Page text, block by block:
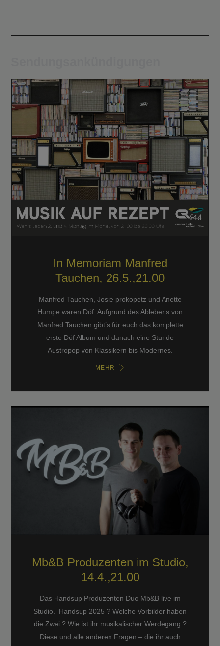
In Memoriam Manfred
Tauchen, 26.5.,21.00
Manfred Tauchen, Josie prokopetz und Anette
Humpe waren Döf. Aufgrund des Ablebens von
Manfred Tauchen gibt’s für euch das komplette
erste Döf Album und danach eine Stunde
Austropop von Klassikern bis Modernes.
MEHR
Mb&B Produzenten im Studio,
14.4.,21.00
Das Handsup Produzenten Duo Mb&B live im
Studio. Handsup 2025 ? Welche Vorbilder haben
die Zwei ? Wie ist ihr musikalischer Werdegang ?
Diese und alle anderen Fragen – die ihr auch